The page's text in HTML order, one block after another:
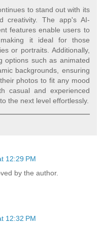
to stand out with its
creativity. The app's AI-
features enable users to
it ideal for those
or portraits. Additionally,
options such as animated
backgrounds, ensuring
photos to fit any mood
casual and experienced
the next level effortlessly.
12:29 PM
by the author.
12:32 PM